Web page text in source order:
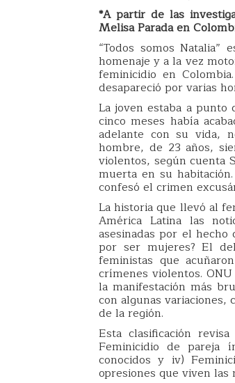
*A partir de las
Melisa Parada en
“Todos somos
homenaje y a la vez
feminicidio en
desapareció por varias
La joven estaba a
cinco meses había
adelante con su vida,
hombre, de 23 años,
violentos, según cuenta
muerta en su
confesó el crimen
La historia que llevó al
América Latina las
asesinadas por el
por ser mujeres? El
feministas que
crímenes violentos.
la manifestación más
con algunas
de la región.
Esta clasificación
Feminicidio de pareja
conocidos y iv)
opresiones que viven las